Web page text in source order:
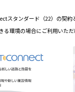
スタンダード（22）の契
環境の場合にご利用いただ